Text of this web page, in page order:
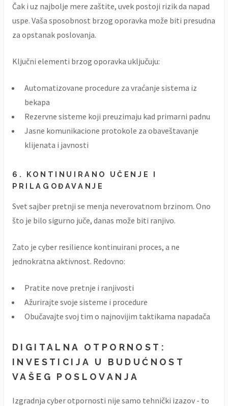
Čak i uz najbolje mere zaštite, uvek postoji rizik da napad
uspe. Vaša sposobnost brzog oporavka može biti presudna
za opstanak poslovanja.
Ključni elementi brzog oporavka uključuju:
Automatizovane procedure za vraćanje sistema iz
bekapa
Rezervne sisteme koji preuzimaju kad primarni padnu
Jasne komunikacione protokole za obaveštavanje
klijenata i javnosti
6. KONTINUIRANO UČENJE I
PRILAGOĐAVANJE
Svet sajber pretnji se menja neverovatnom brzinom. Ono
što je bilo sigurno juče, danas može biti ranjivo.
Zato je cyber resilience kontinuirani proces, a ne
jednokratna aktivnost. Redovno:
Pratite nove pretnje i ranjivosti
Ažurirajte svoje sisteme i procedure
Obučavajte svoj tim o najnovijim taktikama napadača
DIGITALNA OTPORNOST:
INVESTICIJA U BUDUĆNOST
VAŠEG POSLOVANJA
Izgradnja cyber otpornosti nije samo tehnički izazov - to